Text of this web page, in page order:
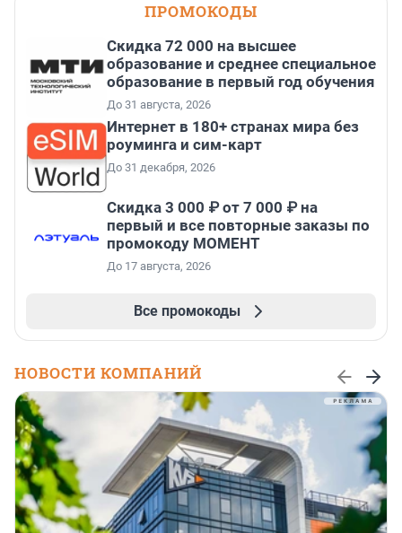
ПРОМОКОДЫ
Скидка 72 000 на высшее
образование и среднее специальное
образование в первый год обучения
До 31 августа, 2026
Интернет в 180+ странах мира без
роуминга и сим-карт
До 31 декабря, 2026
Скидка 3 000 ₽ от 7 000 ₽ на
первый и все повторные заказы по
промокоду МОМЕНТ
До 17 августа, 2026
Все промокоды
НОВОСТИ КОМПАНИЙ